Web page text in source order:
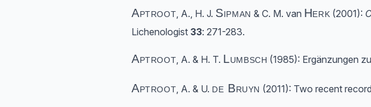
Aptroot, A., H. J. Sipman & C. M. van Herk (2001):
Lichenologist 33: 271-283.
Aptroot, A. & H. T. Lumbsch (1985): Ergänzungen
Aptroot, A. & U. de Bruyn (2011): Two recent